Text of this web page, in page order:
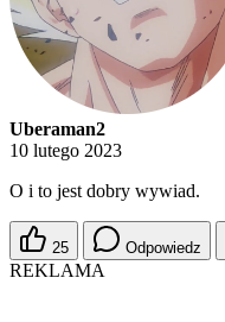
Uberaman2
10 lutego 2023
O i to jest dobry wywiad.
25 Odpowiedz
REKLAMA